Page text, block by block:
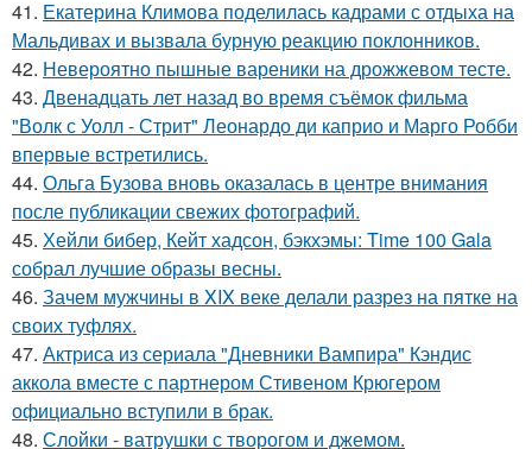
41. Екатерина Климова поделилась кадрами с отдыха на
Мальдивах и вызвала бурную реакцию поклонников.
42. Невероятно пышные вареники на дрожжевом тесте.
43. Двенадцать лет назад во время съёмок фильма
"Волк с Уолл - Стрит" Леонардо ди каприо и Марго Робби
впервые встретились.
44. Ольга Бузова вновь оказалась в центре внимания
после публикации свежих фотографий.
45. Хейли бибер, Кейт хадсон, бэкхэмы: Time 100 Gala
собрал лучшие образы весны.
46. Зачем мужчины в XIX веке делали разрез на пятке на
своих туфлях.
47. Актриса из сериала "Дневники Вампира" Кэндис
аккола вместе с партнером Стивеном Крюгером
официально вступили в брак.
48. Слойки - ватрушки с творогом и джемом.